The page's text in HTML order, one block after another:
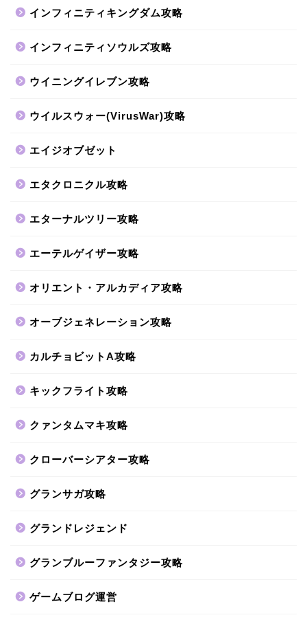
インフィニティキングダム攻略
インフィニティソウルズ攻略
ウイニングイレブン攻略
ウイルスウォー(VirusWar)攻略
エイジオブゼット
エタクロニクル攻略
エターナルツリー攻略
エーテルゲイザー攻略
オリエント・アルカディア攻略
オーブジェネレーション攻略
カルチョビットA攻略
キックフライト攻略
クァンタムマキ攻略
クローバーシアター攻略
グランサガ攻略
グランドレジェンド
グランブルーファンタジー攻略
ゲームブログ運営